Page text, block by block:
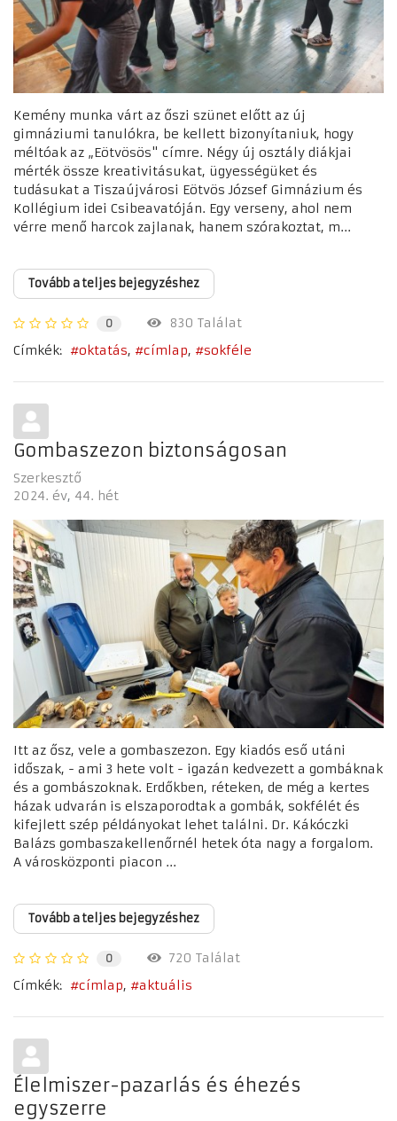
Kemény munka várt az őszi szünet előtt az új
gimnáziumi tanulókra, be kellett bizonyítaniuk, hogy
méltóak az „Eötvösös" címre. Négy új osztály diákjai
mérték össze kreativitásukat, ügyességüket és
tudásukat a Tiszaújvárosi Eötvös József Gimnázium és
Kollégium idei Csibeavatóján. Egy verseny, ahol nem
vérre menő harcok zajlanak, hanem szórakoztat, m...
Tovább a teljes bejegyzéshez
0
830 Találat
Címkék:
oktatás címlap sokféle
Gombaszezon biztonságosan
Szerkesztő
2024. év 44. hét
Itt az ősz, vele a gombaszezon. Egy kiadós eső utáni
időszak, - ami 3 hete volt - igazán kedvezett a gombáknak
és a gombászoknak. Erdőkben, réteken, de még a kertes
házak udvarán is elszaporodtak a gombák, sokfélét és
kifejlett szép példányokat lehet találni. Dr. Kákóczki
Balázs gombaszakellenőrnél hetek óta nagy a forgalom.
A városközponti piacon ...
Tovább a teljes bejegyzéshez
0
720 Találat
Címkék:
címlap aktuális
Élelmiszer-pazarlás és éhezés
egyszerre